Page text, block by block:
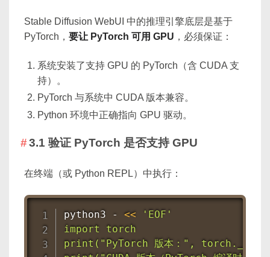
Stable Diffusion WebUI 中的推理引擎底层是基于
PyTorch， 要让 PyTorch 可用 GPU ，必须保证：
系统安装了支持 GPU 的 PyTorch（含 CUDA 支
持）。
PyTorch 与系统中 CUDA 版本兼容。
Python 环境中正确指向 GPU 驱动。
3.1 验证 PyTorch 是否支持 GPU
在终端（或 Python REPL）中执行：
python3 - <<
'EOF'
import torch
print("PyTorch 版本：",